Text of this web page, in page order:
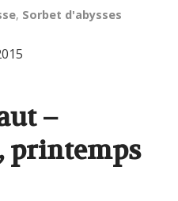
, Sorbet d'abysses
–
printemps